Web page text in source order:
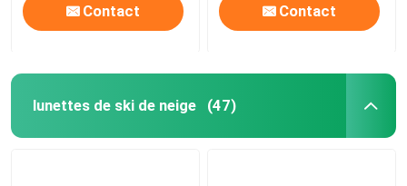
Contact Contact
lunettes de ski de neige (47)